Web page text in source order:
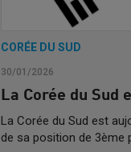
CORÉE DU SUD
30/01/2026
La Corée du Sud
La Corée du Sud est
de sa position de 3ème